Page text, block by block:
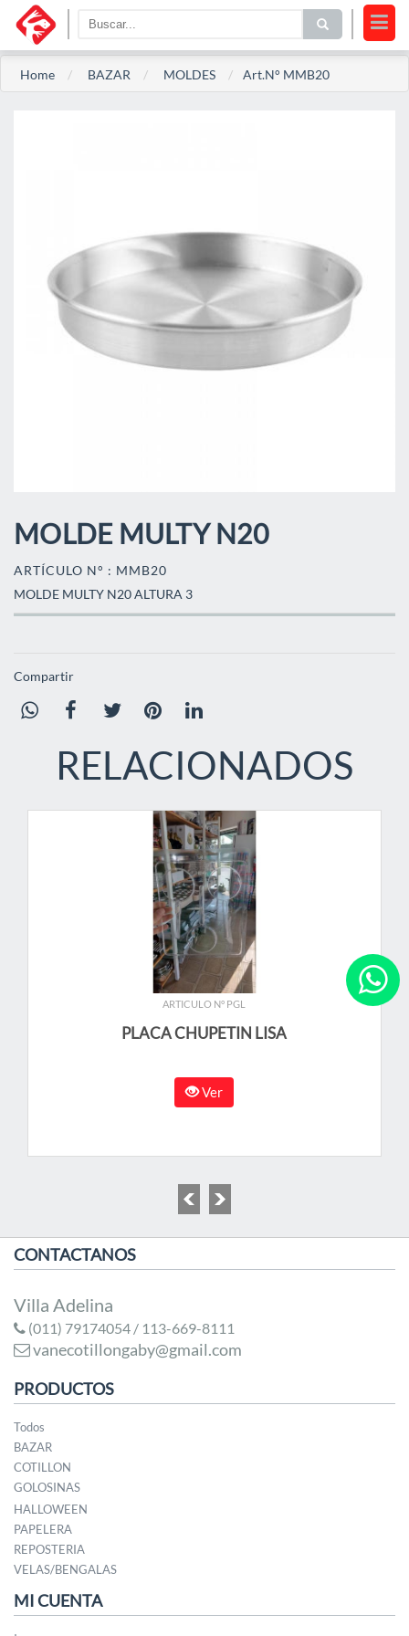
Home BAZAR MOLDES Art.N° MMB20
MOLDE MULTY N20
ARTÍCULO N° : MMB20
MOLDE MULTY N20 ALTURA 3
Compartir
RELACIONADOS
ARTICULO N° PGL
PLACA CHUPETIN LISA
Ver
CONTACTANOS
Villa Adelina
(011) 79174054 / 113-669-8111
vanecotillongaby@gmail.com
PRODUCTOS
Todos
BAZAR
COTILLON
GOLOSINAS
HALLOWEEN
PAPELERA
REPOSTERIA
VELAS/BENGALAS
MI CUENTA